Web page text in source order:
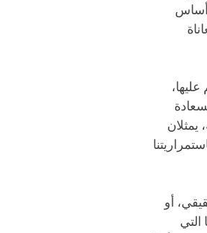
أساس
يمثلان
أو
التي